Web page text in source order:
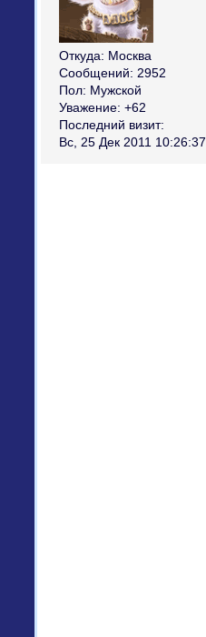
Откуда: Москва
Сообщений: 2952
Пол: Мужской
Уважение: +62
Последний визит:
Вс, 25 Дек 2011 10:26:37